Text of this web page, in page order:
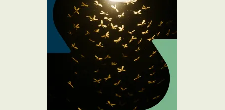
Percevejo de Cama
Pulgas e Carrapatos
Ratos
Sanitização
Traças